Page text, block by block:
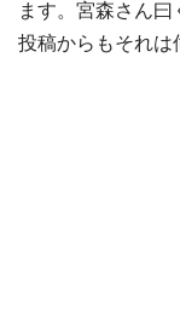
ます。宮森さん
投稿からもそれは